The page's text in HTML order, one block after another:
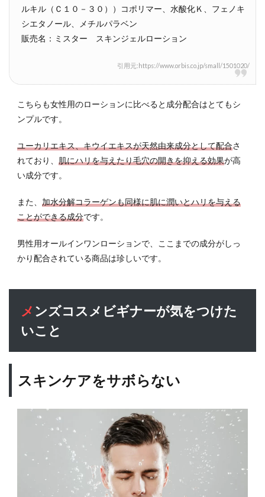
ルキル（Ｃ１０－３０））コポリマー、水酸化Ｋ、フェノキ
シエタノール、メチルパラベン
販売名：ミスター スキンジェルローション
引用元:https://www.orbis.co.jp/small/1501020/
こちらも女性用のローションに比べると成分配合はとてもシ
ンプルです。
ユーカリエキス、キウイエキスが天然由来成分として配合さ
れており、 肌にハリを与えたり毛穴の開きを抑える効果が高
い成分です。
また、 加水分解コラーゲンも同様に肌に潤いとハリを与える
ことができる成分です。
男性用オールインワンローションで、ここまでの成分がしっ
かり配合されている商品は珍しいです。
メンズコスメビギナーが気をつけた
いこと
スキンケアをサボらない